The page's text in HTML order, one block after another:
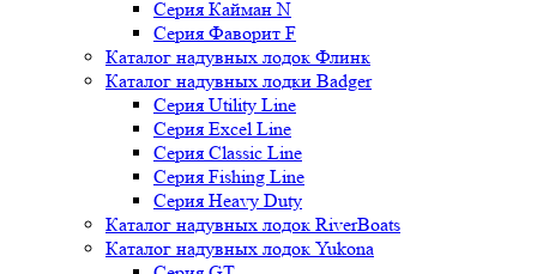
Серия Кайман N
Серия Фаворит F
Каталог надувных лодок Флинк
Каталог надувных лодки Badger
Серия Utility Line
Серия Excel Line
Серия Classic Line
Серия Fishing Line
Серия Heavy Duty
Каталог надувных лодок RiverBoats
Каталог надувных лодок Yukona